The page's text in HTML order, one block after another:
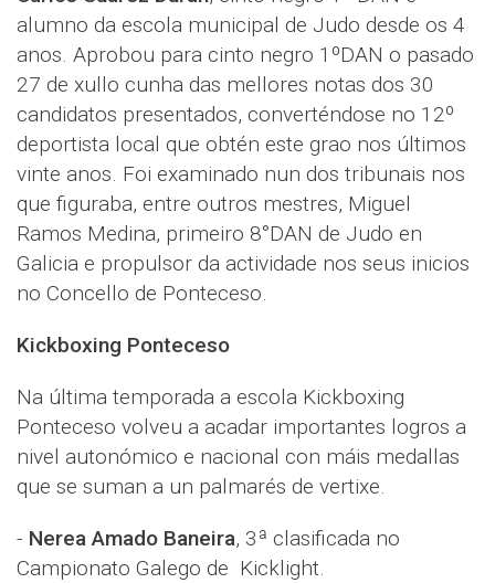
alumno da escola municipal de Judo desde os 4
anos. Aprobou para cinto negro 1ºDAN o pasado
27 de xullo cunha das mellores notas dos 30
candidatos presentados, converténdose no 12º
deportista local que obtén este grao nos últimos
vinte anos. Foi examinado nun dos tribunais nos
que figuraba, entre outros mestres, Miguel
Ramos Medina, primeiro 8°DAN de Judo en
Galicia e propulsor da actividade nos seus inicios
no Concello de Ponteceso.
Kickboxing Ponteceso
Na última temporada a escola Kickboxing
Ponteceso volveu a acadar importantes logros a
nivel autonómico e nacional con máis medallas
que se suman a un palmarés de vertixe.
- Nerea Amado Baneira, 3ª clasificada no
Campionato Galego de Kicklight.